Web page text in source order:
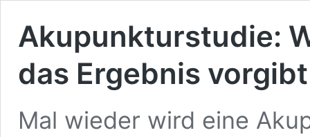
Akupunkturstudie:
das Ergebnis vorgibt
Mal wieder wird eine